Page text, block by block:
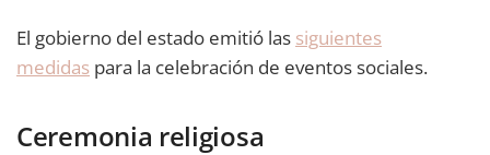
El gobierno del estado emitió las siguientes
medidas para la celebración de eventos sociales.
Ceremonia religiosa